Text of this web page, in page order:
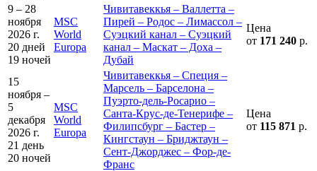
9 – 28
ноября
2026 г.
20 дней
19 ночей
MSC
World
Europa
Чивитавеккья – Валлетта –
Пирей – Родос – Лимассол –
Суэцкий канал – Суэцкий
канал – Маскат – Доха –
Дубай
Цена
от 171 240 р.
15
ноября –
5
декабря
2026 г.
21 день
20 ночей
MSC
World
Europa
Чивитавеккья – Специя –
Марсель – Барселона –
Пуэрто-дель-Росарио –
Санта-Крус-де-Тенерифе –
Филипсбург – Бастер –
Кингстаун – Бриджтаун –
Сент-Джорджес – Фор-де-
Франс
Цена
от 115 871 р.